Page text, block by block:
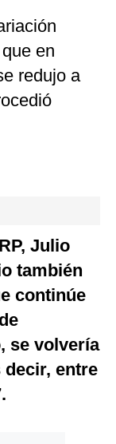
en
redujo a
Julio
también
continúe
se volvería
decir, entre